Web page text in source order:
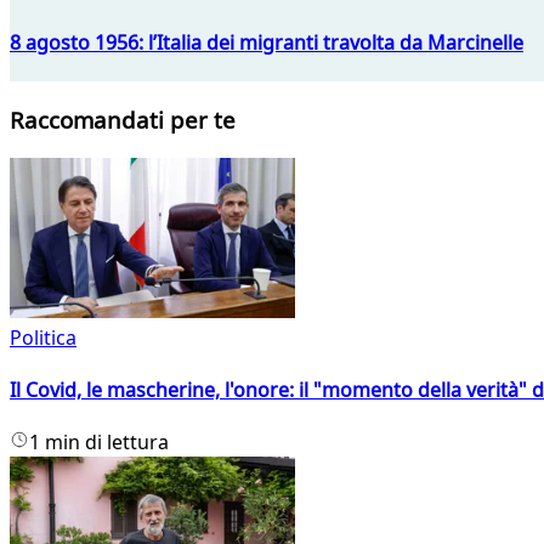
8 agosto 1956: l’Italia dei migranti travolta da Marcinelle
Raccomandati per te
Politica
Il Covid, le mascherine, l'onore: il "momento della verità"
1 min di lettura